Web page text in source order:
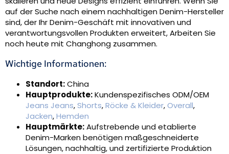
auf der Suche nach einem nachhaltigen Denim-Hersteller
sind, der Ihr Denim-Geschäft mit innovativen und
verantwortungsvollen Produkten erweitert, Arbeiten Sie
noch heute mit Changhong zusammen.
Wichtige Informationen:
Standort:China
Hauptprodukte:Kundenspezifisches ODM/OEM
Jeans Jeans,Shorts,Röcke & Kleider,Overall,
Jacken,Hemden
Hauptmärkte:Aufstrebende und etablierte
Denim-Marken benötigen maßgeschneiderte
Lösungen, nachhaltig, und zertifizierte Produktion